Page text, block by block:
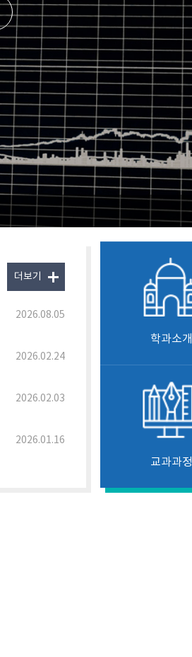
2026.08.05
2026.02.24
2026.02.03
2026.01.16
더보기
학과소개
교과과정